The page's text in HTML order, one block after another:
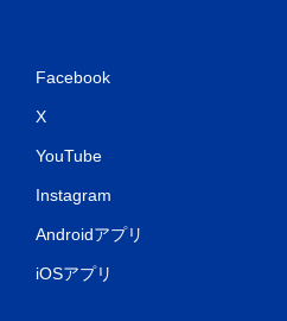
Facebook
X
YouTube
Instagram
Androidアプリ
iOSアプリ